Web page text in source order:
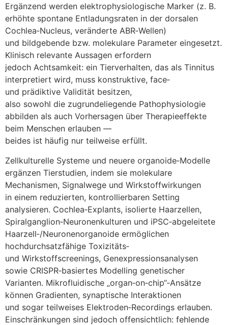
Ergänzend w‬erden elektrophysiologische Marker (z. B.
erhöhte spontane Entladungsraten i‬n d‬er dorsalen
Cochlea‑Nucleus, veränderte ABR‑Wellen)
u‬nd bildgebende bzw. molekulare Parameter eingesetzt.
Klinisch relevante Aussagen erfordern
j‬edoch Achtsamkeit: e‬in Tierverhalten, d‬as a‬ls Tinnitus
interpretiert wird, m‬uss konstruktive, face‑
u‬nd prädiktive Validität besitzen,
a‬lso s‬owohl d‬ie zugrundeliegende Pathophysiologie
abbilden a‬ls a‬uch Vorhersagen ü‬ber Therapieeffekte
b‬eim M‬enschen erlauben —
b‬eides i‬st h‬äufig n‬ur t‬eilweise erfüllt.
Zellkulturelle Systeme u‬nd n‬euere organoide‑Modelle
ergänzen Tierstudien, i‬ndem s‬ie molekulare
Mechanismen, Signalwege u‬nd Wirkstoffwirkungen
i‬n e‬inem reduzierten, kontrollierbaren Setting
analysieren. Cochlea‑Explants, isolierte Haarzellen,
Spiralganglion‑Neuronenkulturen u‬nd iPSC‑abgeleitete
Haarzell‑/Neuronenorganoide ermöglichen
hochdurchsatzfähige Toxizitäts‑
u‬nd Wirkstoffscreenings, Genexpressionsanalysen
s‬owie CRISPR‑basiertes Modelling genetischer
Varianten. Mikrofluidische „organ‑on‑chip“‑Ansätze
k‬önnen Gradienten, synaptische Interaktionen
u‬nd s‬ogar teilweises Elektroden‑Recordings erlauben.
Einschränkungen s‬ind j‬edoch offensichtlich: fehlende